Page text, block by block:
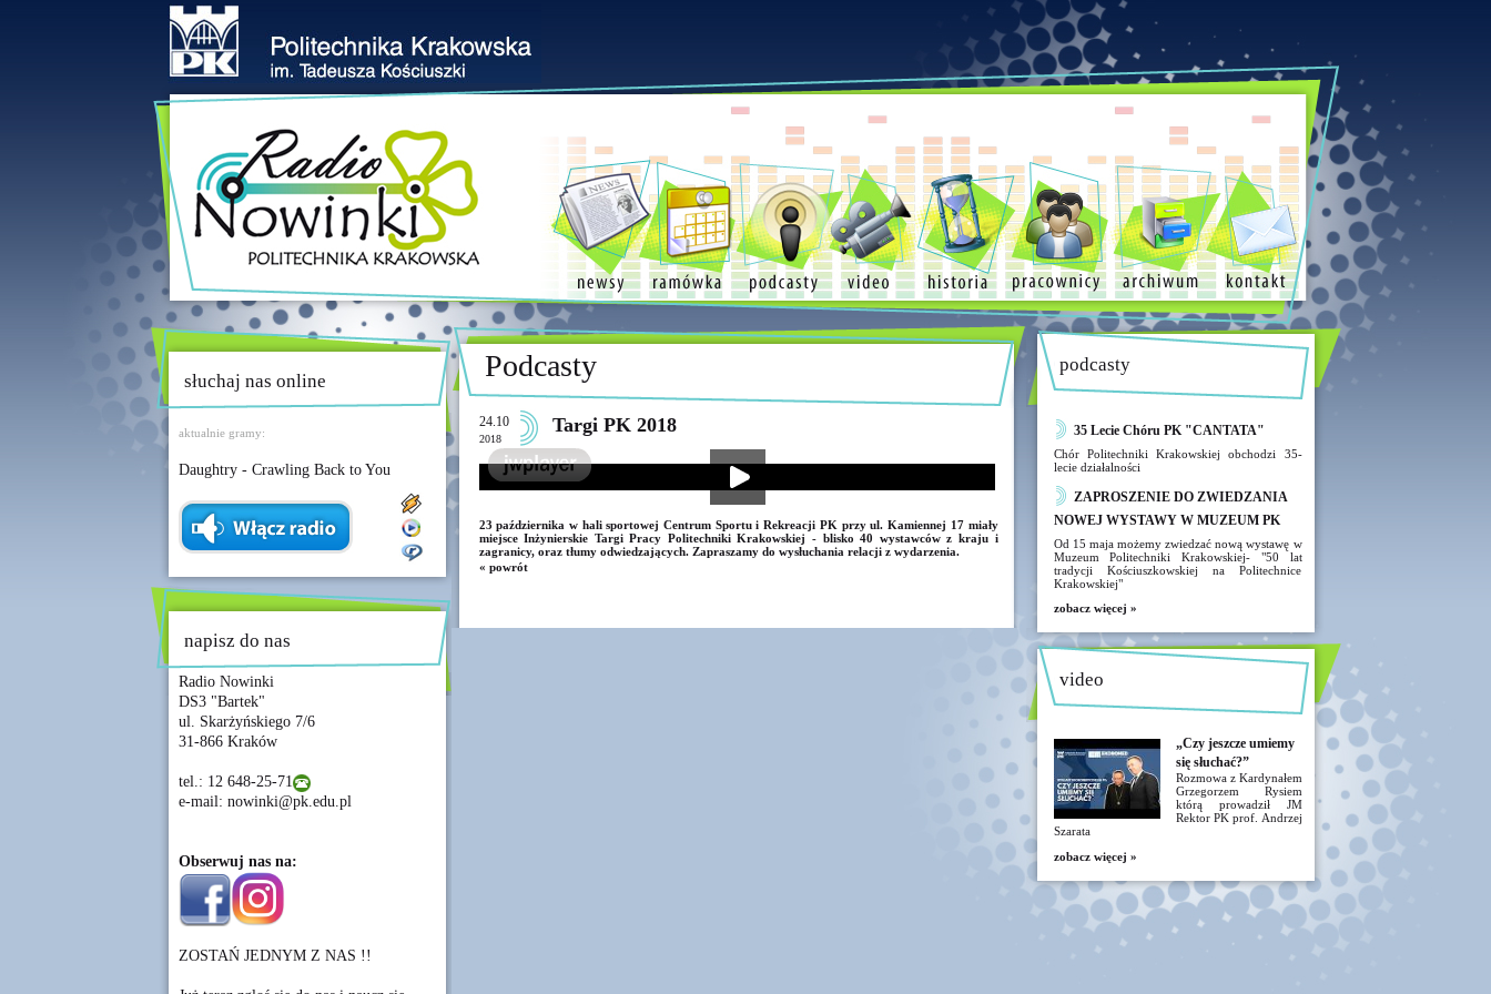
słuchaj nas online
aktualnie gramy:
Daughtry - Crawling Back to You
napisz do nas
Radio Nowinki
DS3 "Bartek"
ul. Skarżyńskiego 7/6
31-866 Kraków
tel.: 12 648-25-71
e-mail: nowinki@pk.edu.pl
Obserwuj nas na:
ZOSTAŃ JEDNYM Z NAS !!
Podcasty
24.10
2018
Targi PK 2018
23 października w hali sportowej Centrum Sportu i Rekreacji PK przy ul. Kamiennej 17 miały
miejsce Inżynierskie Targi Pracy Politechniki Krakowskiej - blisko 40 wystawców z kraju i
zagranicy, oraz tłumy odwiedzających. Zapraszamy do wysłuchania relacji z wydarzenia.
« powrót
podcasty
35 Lecie Chóru PK "CANTATA"
Chór Politechniki Krakowskiej obchodzi 35-
lecie działalności
ZAPROSZENIE DO ZWIEDZANIA
NOWEJ WYSTAWY W MUZEUM PK
Od 15 maja możemy zwiedzać nową wystawę w
Muzeum Politechniki Krakowskiej- "50 lat
tradycji Kościuszkowskiej na Politechnice
Krakowskiej"
zobacz więcej »
video
„Czy jeszcze umiemy
się słuchać?”
Rozmowa z Kardynałem
Grzegorzem Rysiem
którą prowadził JM
Rektor PK prof. Andrzej
Szarata
zobacz więcej »